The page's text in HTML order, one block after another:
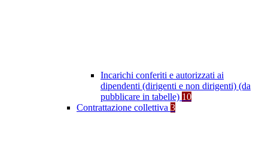
Incarichi conferiti e autorizzati ai
dipendenti (dirigenti e non dirigenti) (da
pubblicare in tabelle) 10
Contrattazione collettiva 3